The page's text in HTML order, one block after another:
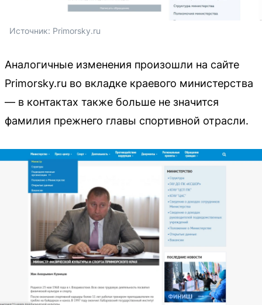
Источник: Primorsky.ru
Аналогичные изменения произошли на сайте
Primorsky.ru во вкладке краевого министерства
— в контактах также больше не значится
фамилия прежнего главы спортивной отрасли.